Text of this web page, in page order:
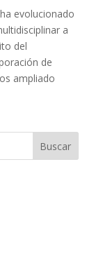
evolucionado
a
del
de
ampliado
Buscar